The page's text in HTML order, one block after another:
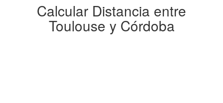
Calcular Distancia entre
Toulouse y Córdoba